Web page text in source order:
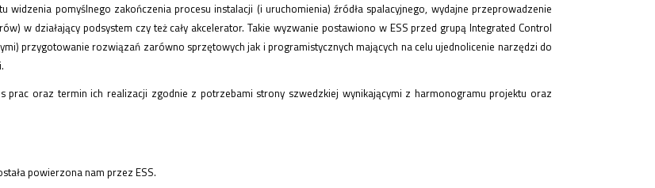
widzenia pomyślnego zakończenia procesu instalacji (i uruchomienia) źródła spalacyjnego, wydajne przeprowadzenie
w działający podsystem czy też cały akcelerator. Takie wyzwanie postawiono w ESS przed grupą Integrated Control
przygotowanie rozwiązań zarówno sprzętowych jak i programistycznych mających na celu ujednolicenie narzędzi do
prac oraz termin ich realizacji zgodnie z potrzebami strony szwedzkiej wynikającymi z harmonogramu projektu oraz
powierzona nam przez ESS.